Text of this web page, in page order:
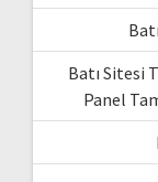
Batı Sitesi
Panel